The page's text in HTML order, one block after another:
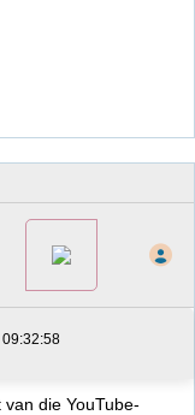
die YouTube-